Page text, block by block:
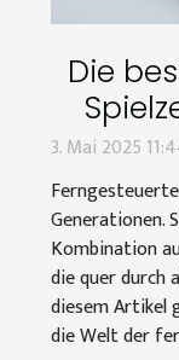
Die
3. Mai 2025
Generationen.
Kombination
die quer durch
diesem Artikel
die Welt der